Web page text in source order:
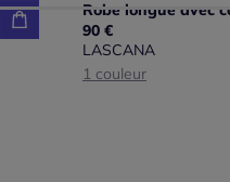
90 €
LASCANA
1 couleur